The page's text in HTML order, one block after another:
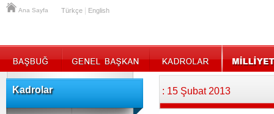
Ana Sayfa Türkçe English
Kadrolar : 15 Şubat 2013